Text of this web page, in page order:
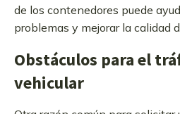
de los contenedores puede
problemas y mejorar la calidad
Obstáculos para el
vehicular